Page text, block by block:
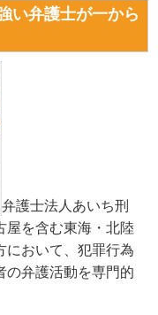
い弁護士が一から
弁護士法人あいち刑
屋を含む東海・北陸
において、犯罪行為
の弁護活動を専門的